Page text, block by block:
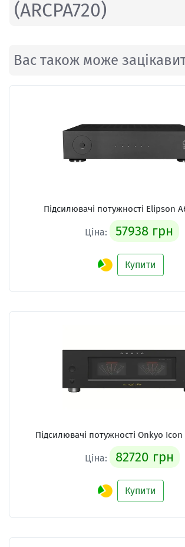
(ARCPA720)
Вас також може
Підсилювачі потужності Elipson
Ціна: 57938 грн
Купити
Підсилювачі потужності Onkyo Icon
Ціна: 82720 грн
Купити